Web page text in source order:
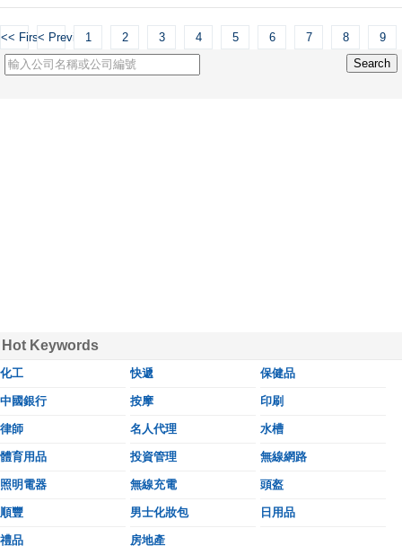
<< First< Previous1 2 3 4 5 6 7 8 9
Hot Keywords
化工 快遞 保健品
中國銀行 按摩 印刷
律師 名人代理 水槽
體育用品 投資管理 無線網路
照明電器 無線充電 頭盔
順豐 男士化妝包 日用品
禮品 房地產